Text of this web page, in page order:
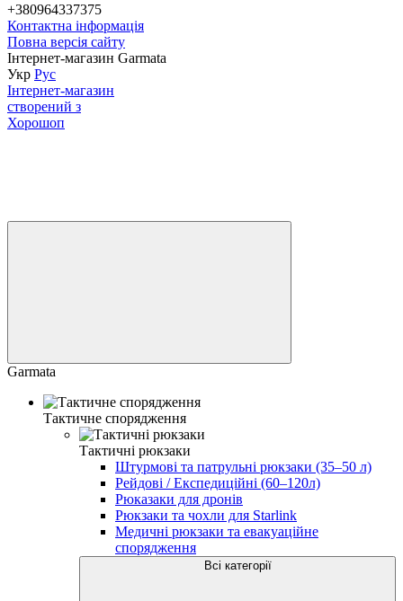
+380964337375
Контактна інформація
Повна версія сайту
Інтернет-магазин Garmata
Укр Рус
Інтернет-магазин
створений з
Хорошоп
Garmata
Тактичне спорядження
Тактичні рюкзаки
Штурмові та патрульні рюкзаки (35–50 л)
Рейдові / Експедиційні (60–120л)
Рюказаки для дронів
Рюкзаки та чохли для Starlink
Медичні рюкзаки та евакуаційне
спорядження
Всі категорії